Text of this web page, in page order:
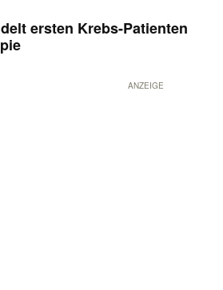
ersten Krebs-Patienten
ANZEIGE